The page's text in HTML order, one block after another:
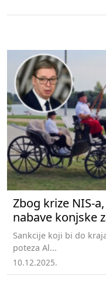
Zbog krize NIS-
nabave konjske
Sankcije koji bi do
poteza Al...
10.12.2025.